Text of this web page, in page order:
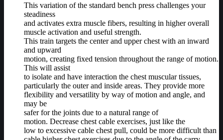
This variation of the standard bench press challenges your
steadiness
and activates extra muscle fibers, resulting in higher overall
muscle activation and useful strength.
This train targets the center and upper chest with an inward
and upward
motion, creating fixed tension throughout the range of motion.
This will assist
to isolate and have interaction the chest muscular tissues,
particularly the outer and inside areas. They provide more
flexibility and versatility by way of motion and angle, and
may be
safer for the joints due to a natural range of
motion. Decrease chest cable exercises, just like the
low to excessive cable chest pull, could be more difficult than